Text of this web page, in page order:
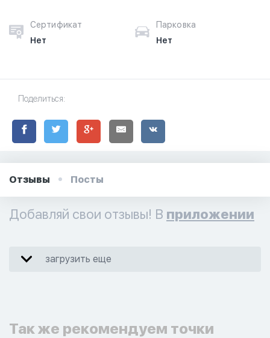
Сертификат
Нет
Парковка
Нет
Поделиться:
Отзывы Посты
Добавляй свои отзывы! В приложении
загрузить еще
Так же рекомендуем точки